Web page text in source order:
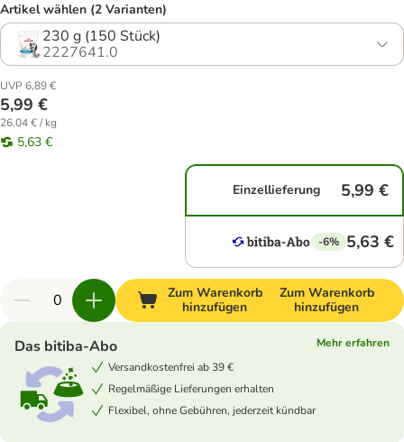
Artikel wählen (2 Varianten)
230 g (150 Stück)
2227641.0
UVP 6,89 €
5,99 €
26,04 € / kg
5,63 €
Einzellieferung 5,99 €
-6% 5,63 €
Zum Warenkorb
hinzufügen
Zum Warenkorb
hinzufügen
Das bitiba-Abo
Mehr erfahren
Versandkostenfrei ab 39 €
Regelmäßige Lieferungen erhalten
Flexibel, ohne Gebühren, jederzeit kündbar